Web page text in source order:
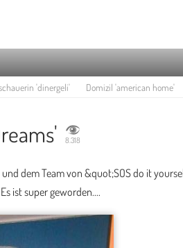
'dinergeli' Domizil 'american home'
8.318
dem Team von &quot;SOS do it
ist super geworden....